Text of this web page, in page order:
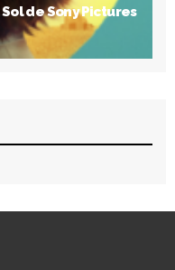
de Sony Pictures